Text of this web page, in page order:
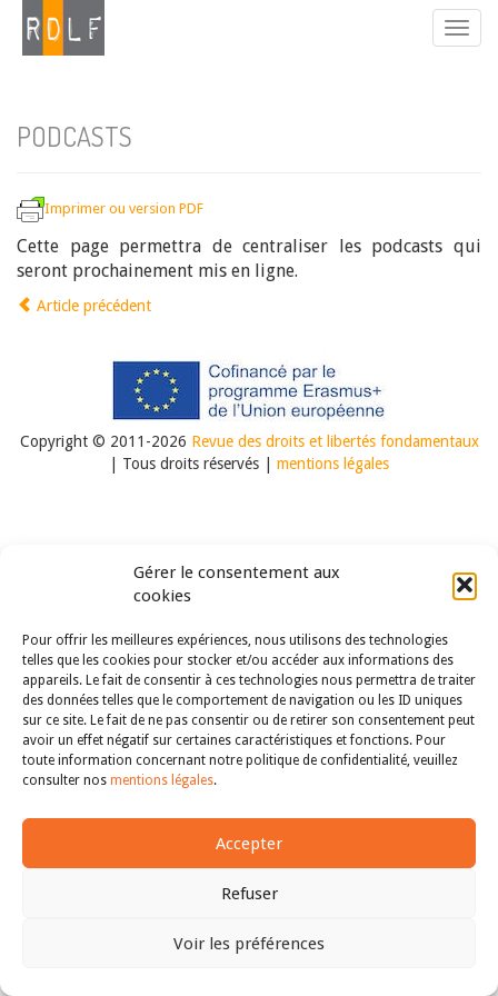
Gérer le consentement aux
cookies
Pour offrir les meilleures expériences, nous utilisons des technologies
telles que les cookies pour stocker et/ou accéder aux informations des
appareils. Le fait de consentir à ces technologies nous permettra de traiter
des données telles que le comportement de navigation ou les ID uniques
sur ce site. Le fait de ne pas consentir ou de retirer son consentement peut
avoir un effet négatif sur certaines caractéristiques et fonctions. Pour
toute information concernant notre politique de confidentialité, veuillez
consulter nos mentions légales.
Accepter
Refuser
Voir les préférences
PODCASTS
Imprimer ou version PDF
Cette page permettra de centraliser les podcasts qui
seront prochainement mis en ligne.
Article précédent
Copyright © 2011-2026 Revue des droits et libertés fondamentaux
| Tous droits réservés | mentions légales